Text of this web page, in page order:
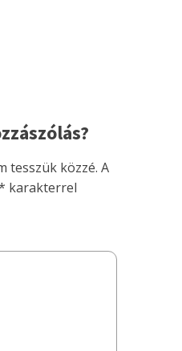
tesszük közzé. A
karakterrel